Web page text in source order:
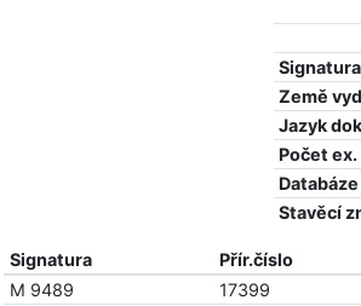
Signatura
Země
Jazyk
Počet ex.
Databáze
Stavěcí
Signatura Přír.číslo
M 9489
17399